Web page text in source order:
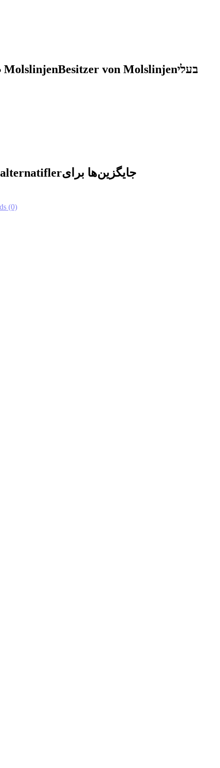
صاحبان MolslinjenBesitzer von Molslinjenבעלי
جایگزین‌ها برای
(0)